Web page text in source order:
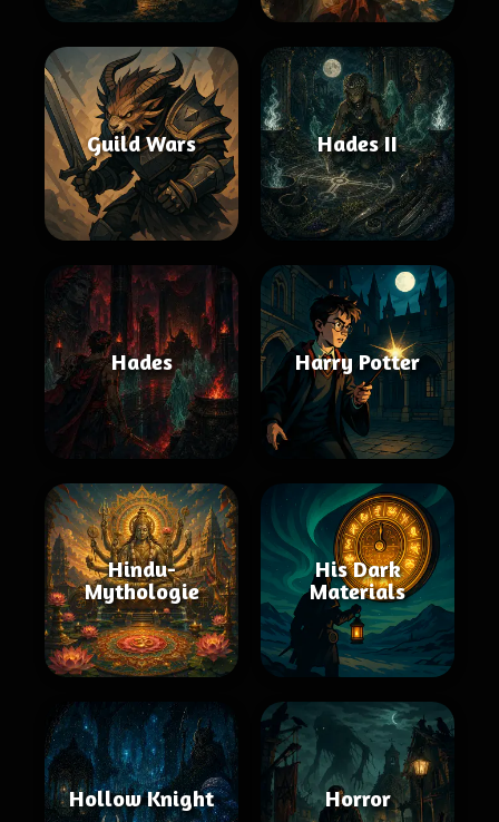
Guild Wars Hades II
Hades Harry Potter
Hindu-
Mythologie
His Dark
Materials
Hollow Knight Horror